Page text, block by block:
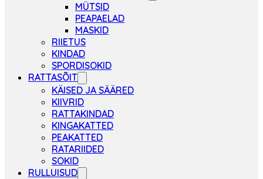
MÜTSID
PEAPAELAD
MASKID
RIIETUS
KINDAD
SPORDISOKID
RATTASÕIT
KÄISED JA SÄÄRED
KIIVRID
RATTAKINDAD
KINGAKATTED
PEAKATTED
RATARIIDED
SOKID
RULLUISUD